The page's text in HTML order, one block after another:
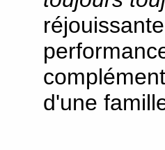
d'une